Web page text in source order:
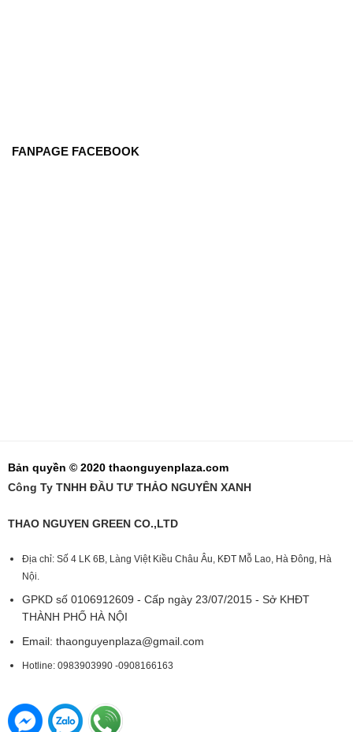
FANPAGE FACEBOOK
Bản quyền © 2020 thaonguyenplaza.com
Công Ty TNHH ĐẦU TƯ THẢO NGUYÊN XANH
THAO NGUYEN GREEN CO.,LTD
Địa chỉ: Số 4 LK 6B, Làng Việt Kiều Châu Âu, KĐT Mỗ Lao, Hà Đông, Hà
Nội.
GPKD số 0106912609 - Cấp ngày 23/07/2015 - Sở KHĐT
THÀNH PHỐ HÀ NỘI
Email: thaonguyenplaza@gmail.com
Hotline: 0983903990 -0908166163